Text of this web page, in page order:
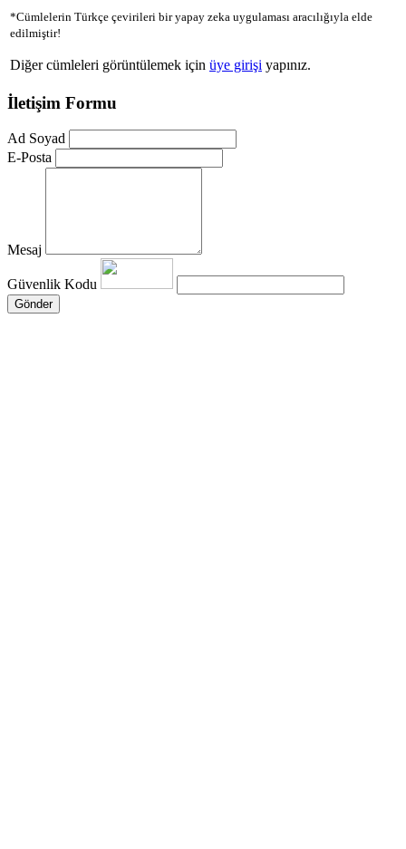
*Cümlelerin Türkçe çevirileri bir yapay zeka uygulaması aracılığıyla elde
edilmiştir!
Diğer cümleleri görüntülemek için üye girişi yapınız.
İletişim Formu
Ad Soyad
E-Posta
Mesaj
Güvenlik Kodu
Gönder